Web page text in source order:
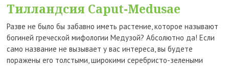
Тилландсия Caput-Medusae
Разве не было бы забавно иметь растение, которое называют
богиней греческой мифологии Медузой? Абсолютно да! Если
само название не вызывает у вас интереса, вы будете
поражены его толстыми, широкими серебристо-зелеными